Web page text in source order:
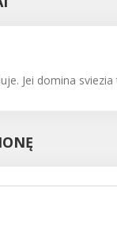
Vyresnius kūdikius jau
aktualiausios temos
kokie sprendimai šiose
Jei domina